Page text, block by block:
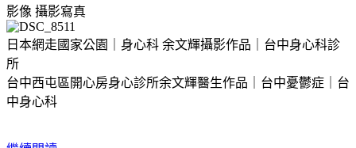
影像 攝影寫真
日本網走國家公園｜身心科 余文輝攝影作品｜台中身心科診
所
台中西屯區開心房身心診所余文輝醫生作品｜台中憂鬱症｜台
中身心科